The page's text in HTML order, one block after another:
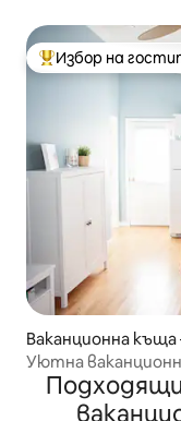
Най-популярен
Избор на
Ваканционна къща
Уютна
Мейн